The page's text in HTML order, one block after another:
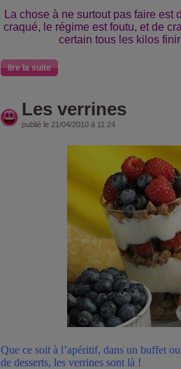
La chose à ne surtout pas faire est
craqué, le régime est foutu, et de
certain tous les kilos
lire la suite
Les verrines
publié le 21/04/2010 à 11:24
Que ce soit à l’apéritif, dans un buffet
de desserts, les verrines sont là !